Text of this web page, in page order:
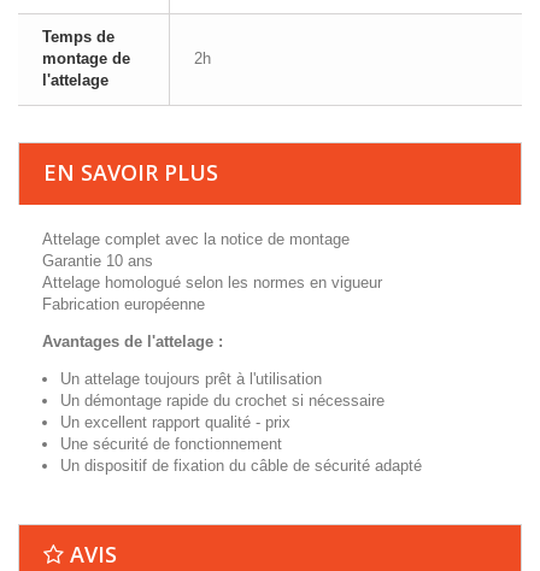
Temps de
montage de
l'attelage
2h
EN SAVOIR PLUS
Attelage complet avec la notice de montage
Garantie 10 ans
Attelage homologué selon les normes en vigueur
Fabrication européenne
Avantages de l'attelage :
Un attelage toujours prêt à l'utilisation
Un démontage rapide du crochet si nécessaire
Un excellent rapport qualité - prix
Une sécurité de fonctionnement
Un dispositif de fixation du câble de sécurité adapté
AVIS